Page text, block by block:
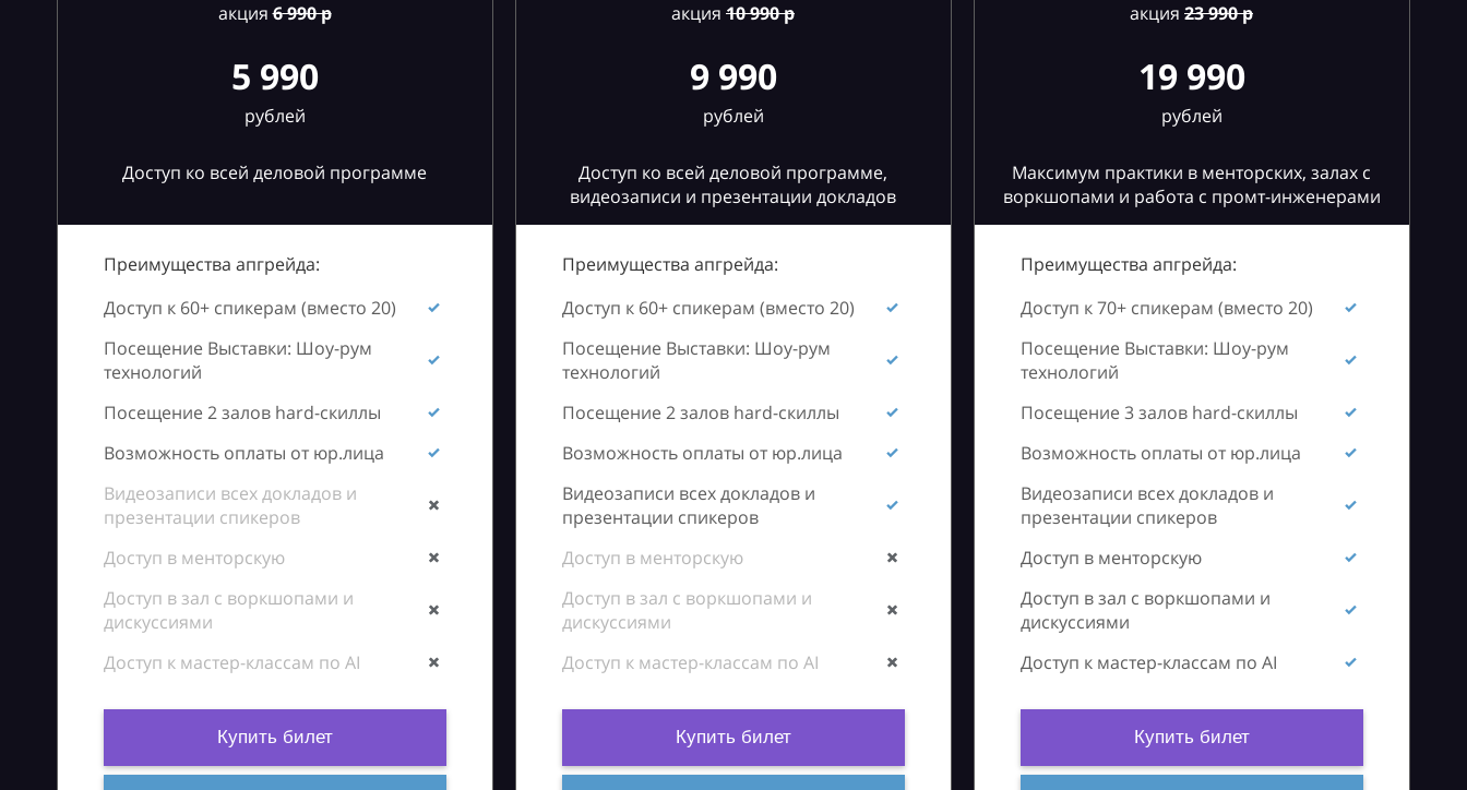
акция 6990 р
5 990
рублей
Доступ ко всей деловой программе
Преимущества апгрейда:
Доступ к 60+ спикерам (вместо 20)
Посещение Выставки: Шоу-рум
технологий
Посещение 2 залов hard-скиллы
Возможность оплаты от юр.лица
Видеозаписи всех докладов и
презентации спикеров
Доступ в менторскую
Доступ в зал с воркшопами и
дискуссиями
Доступ к мастер-классам по AI
Купить билет
акция 10990 р
9 990
рублей
Доступ ко всей деловой программе,
видеозаписи и презентации докладов
Преимущества апгрейда:
Доступ к 60+ спикерам (вместо 20)
Посещение Выставки: Шоу-рум
технологий
Посещение 2 залов hard-скиллы
Возможность оплаты от юр.лица
Видеозаписи всех докладов и
презентации спикеров
Доступ в менторскую
Доступ в зал с воркшопами и
дискуссиями
Доступ к мастер-классам по AI
Купить билет
акция 23990 р
19 990
рублей
Максимум практики в менторских, залах с
воркшопами и работа с промт-инженерами
Преимущества апгрейда:
Доступ к 70+ спикерам (вместо 20)
Посещение Выставки: Шоу-рум
технологий
Посещение 3 залов hard-скиллы
Возможность оплаты от юр.лица
Видеозаписи всех докладов и
презентации спикеров
Доступ в менторскую
Доступ в зал с воркшопами и
дискуссиями
Доступ к мастер-классам по AI
Купить билет